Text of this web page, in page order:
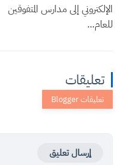
الإلكتروني إلى مدارس المتفوقين
للعام...
تعليقات
إرسال تعليق